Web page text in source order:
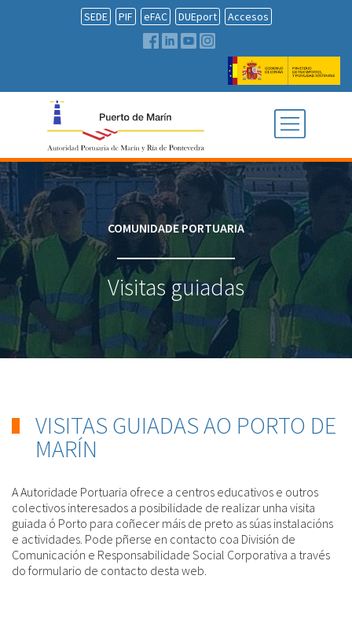
SEDE PIF eFAC DUEport Accesos
COMUNIDADE PORTUARIA
Visitas guiadas
VISITAS GUIADAS AO PORTO DE
MARÍN
A Autoridade Portuaria ofrece a centros educativos e outros
colectivos interesados a posibilidade de realizar unha visita
guiada ó Porto para coñecer máis de preto as súas instalacións
e actividades. Pode pñerse en contacto coa División de
Comunicación e Responsabilidade Social Corporativa a través
do formulario de contacto desta web.